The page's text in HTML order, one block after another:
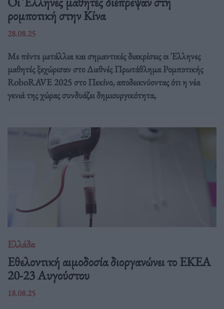
ρομποτική στην Κίνα
28.08.25
Με πέντε μετάλλια και σημαντικές διακρίσεις οι Έλληνες
μαθητές ξεχώρισαν στο Διεθνές Πρωτάθλημα Ρομποτικής
RoboRAVE 2025 στο Πεκίνο, αποδεικνύοντας ότι η νέα
γενιά της χώρας συνδυάζει δημιουργικότητα,
Ελλάδα
Eθελοντική αιμοδοσία διοργανώνει το ΕΚΕΑ
20-23 Αυγούστου
18.08.25